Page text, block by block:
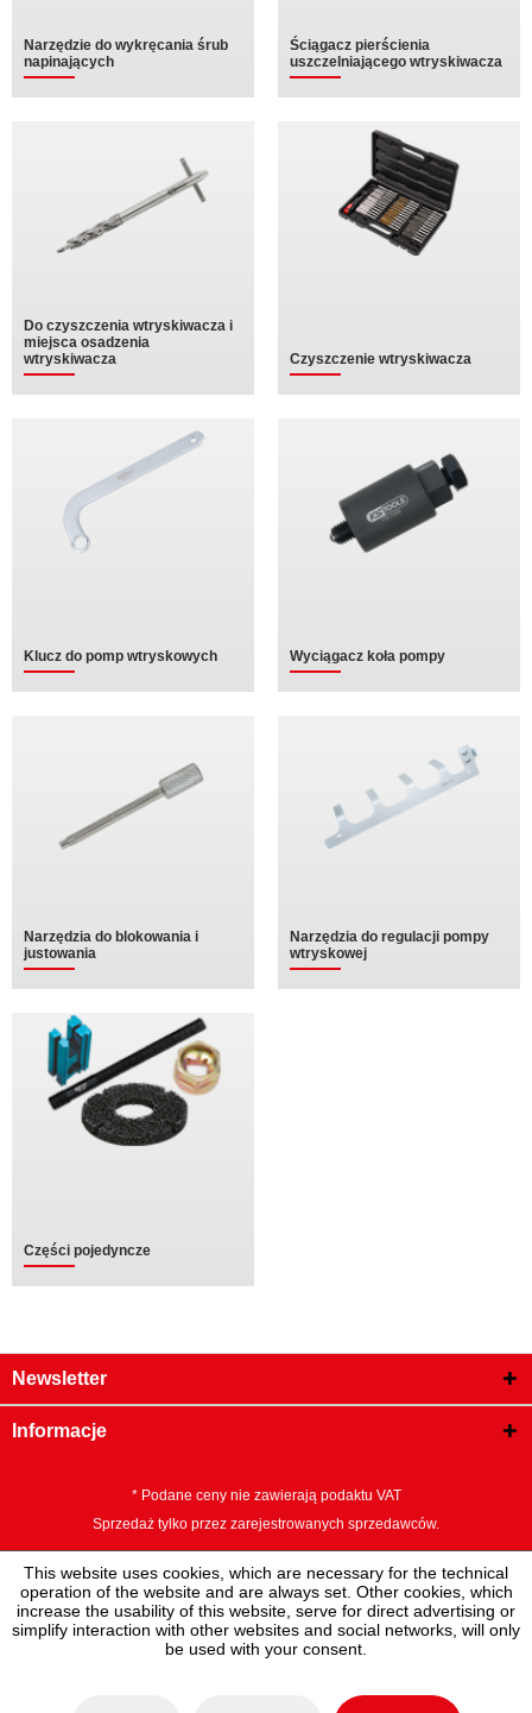
Narzędzie do wykręcania śrub
napinających
Ściągacz pierścienia
uszczelniającego wtryskiwacza
Do czyszczenia wtryskiwacza i
miejsca osadzenia
wtryskiwacza
Czyszczenie wtryskiwacza
Klucz do pomp wtryskowych Wyciągacz koła pompy
Narzędzia do blokowania i
justowania
Narzędzia do regulacji pompy
wtryskowej
Części pojedyncze
Newsletter
Informacje
* Podane ceny nie zawierają podaktu VAT
Sprzedaż tylko przez zarejestrowanych sprzedawców.
This website uses cookies, which are necessary for the technical
operation of the website and are always set. Other cookies, which
increase the usability of this website, serve for direct advertising or
simplify interaction with other websites and social networks, will only
be used with your consent.